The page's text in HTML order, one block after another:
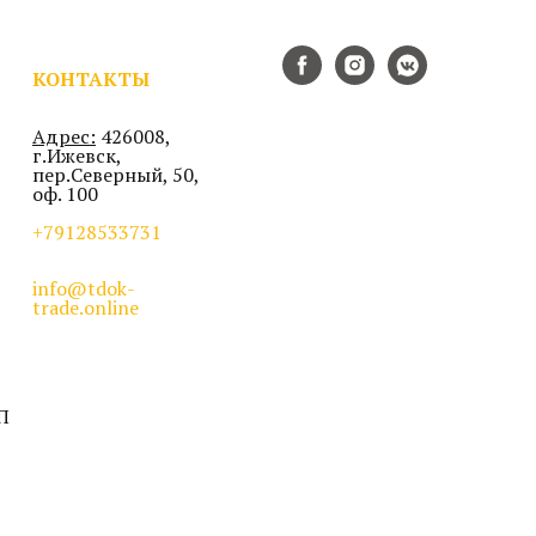
КОНТАКТЫ
Адрес: 426008,
г.Ижевск,
пер.Северный, 50,
оф. 100
+79128533731
info@tdok-
trade.online